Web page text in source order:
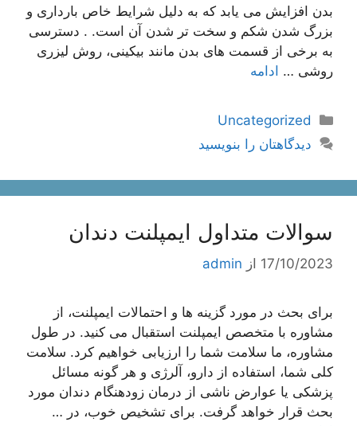
بدن افزایش می یابد که به دلیل شرایط خاص بارداری و
بزرگ شدن شکم و سخت تر شدن آن است. . دسترسی
به برخی از قسمت های بدن مانند بیکینی، روش لیزری
روشی … ادامه
دسته‌ها
Uncategorized
دیدگاهتان را بنویسید
سوالات متداول ایمپلنت دندان
17/10/2023 از admin
برای بحث در مورد گزینه ها و احتمالات ایمپلنت، از
مشاوره با متخصص ایمپلنت استقبال می کنید. در طول
مشاوره، ما سلامت شما را ارزیابی خواهیم کرد. سلامت
کلی شما، استفاده از دارو، آلرژی و هر گونه مسائل
پزشکی یا عوارض ناشی از درمان زودهنگام دندان مورد
بحث قرار خواهد گرفت. برای تشخیص خوب، در …